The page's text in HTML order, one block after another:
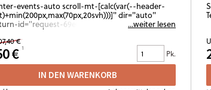
events-auto scroll-mt-[calc(var(--header-
dir="auto"
id="request-69e0f7ec-8ff8-838c-8370-
102" data-testid="conversation-turn-
scroll-anchor="true" data-turn="assistant">
für alle, die Crémant nicht als Ausnahme,
als festen Teil des Abends sehen: feine Perlage,
und eine elegante, trockene Stilistik mit
Trinkfluss. Perfekt für Aperitif-Runden,
mit Freunden oder lange Abende, die leicht
...weiter lesen
€
€ Pk.
IN DEN WARENKORB